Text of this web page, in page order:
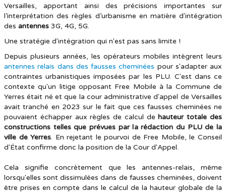
Versailles, apportant ainsi des précisions importantes sur
l’interprétation des règles d’urbanisme en matière d'intégration
des antennes 3G, 4G, 5G.
Une stratégie d'intégration qui n'est pas sans limite !
Depuis plusieurs années, les opérateurs mobiles intègrent leurs
antennes relais dans des fausses cheminées pour s'adapter aux
contraintes urbanistiques imposées par les PLU. C'est dans ce
contexte qu'un litige opposant Free Mobile à la Commune de
Yerres était né et que la cour administrative d'appel de Versailles
avait tranché en 2023 sur le fait que ces fausses cheminées ne
pouvaient échapper aux règles de calcul dehauteur totale des
constructions telles que prévues par la rédaction du PLU de la
ville de Yerres. En rejetant le pourvoi de Free Mobile, le Conseil
d'État confirme donc la position de la Cour d'Appel.
Cela signifie concrètement que les antennes-relais, même
lorsqu'elles sont dissimulées dans de fausses cheminées, doivent
être prises en compte dans le calcul de la hauteur globale de la